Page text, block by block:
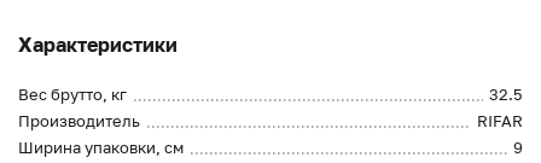
Характеристики
Вес брутто, кг
32.5
Производитель
RIFAR
Ширина упаковки, см
9